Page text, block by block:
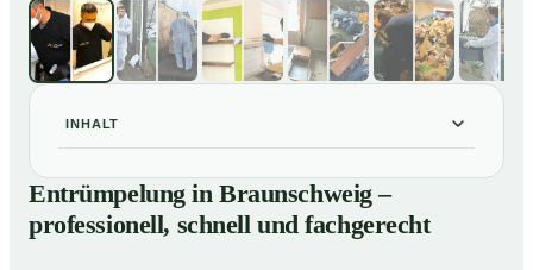
INHALT
01Entrümpelung in Braunschweig – professionell, schnell
und fachgerecht
Entrümpelung in Braunschweig –
professionell, schnell und fachgerecht